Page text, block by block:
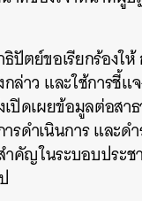
ปัตย์ขอเรียกร้องใ
ล่าว และใช้การชี้แ
ปิดเผยข้อมูลต่อสา
รดำเนินการ และด
คัญในระบอบประช
TWEET LINE